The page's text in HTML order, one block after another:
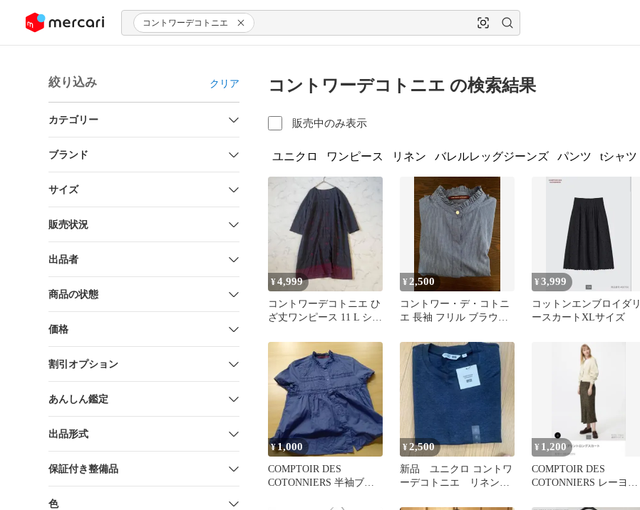
ツにスキップ コントワーデコトニエ
絞り込み クリア
カテゴリー
ブランド
サイズ
販売状況
出品者
商品の状態
価格
割引オプション
あんしん鑑定
出品形式
保証付き整備品
色
コントワーデコトニエ の検索結果
販売中のみ表示
ユニクロ ワンピース リネン バレルレッグジーンズ パンツ tシャツ
¥4,999
コントワーデコトニエ ひ
ざ丈ワンピース 11 L シル
¥ 2,500
コントワー・デ・コトニ
エ 長袖 フリル ブラウス
¥3,999
コットンエンブロイダリ
ースカートXLサイズ
¥1,000
COMPTOIR DES
COTONNIERS 半袖ブラ
¥2,500
新品 ユニクロ コントワ
ーデコトニエ リネンク
¥ 1,200
COMPTOIR DES
COTONNIERS レーヨン